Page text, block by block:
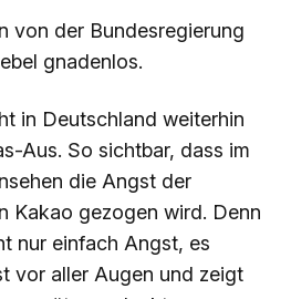
von der Bundesregierung
gnadenlos.
in Deutschland weiterhin
Aus. So sichtbar, dass im
die Angst der
Kakao gezogen wird. Denn
nur einfach Angst, es
vor aller Augen und zeigt